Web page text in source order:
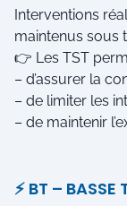
Interventions
maintenus sous
👉 Les TST
– d’assurer la
– de limiter les
– de maintenir
⚡ BT – BASSE